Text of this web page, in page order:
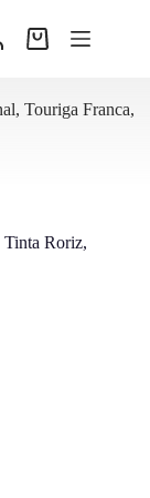
Winkelwagen
Touriga Franca,
Tinta Roriz,